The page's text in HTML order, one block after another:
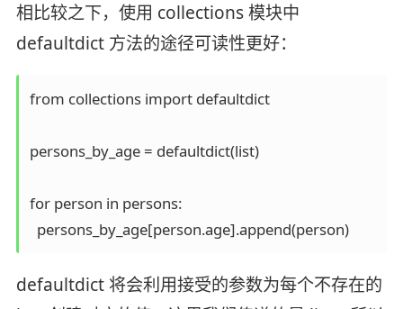
相比较之下，使用 collections 模块中
defaultdict 方法的途径可读性更好：
from collections import defaultdict
persons_by_age = defaultdict(list)
for person in persons:
  persons_by_age[person.age].append(person)
defaultdict 将会利用接受的参数为每个不存在的